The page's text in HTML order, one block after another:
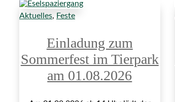
Aktuelles, Feste
Einladung zum
Sommerfest im Tierpark
am 01.08.2026